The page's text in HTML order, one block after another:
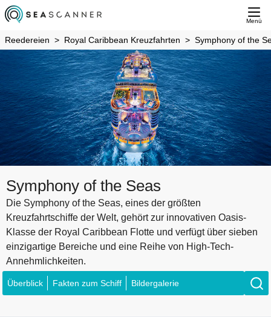
Menü
Reedereien Royal Caribbean Kreuzfahrten Symphony of the
Symphony of the Seas
Die Symphony of the Seas, eines der größten
Kreuzfahrtschiffe der Welt, gehört zur innovativen Oasis-
Klasse der Royal Caribbean Flotte und verfügt über sieben
einzigartige Bereiche und eine Reihe von High-Tech-
Annehmlichkeiten.
Überblick Fakten zum Schiff Bildergalerie